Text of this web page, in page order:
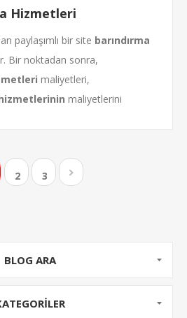
Hizmetleri
paylaşımlı bir site barındırma
Bir noktadan sonra,
maliyetleri,
maliyetlerini
sahipleri sunucu kiralamayı
sunucu yönetimi konusunda
2 3
BLOG ARA